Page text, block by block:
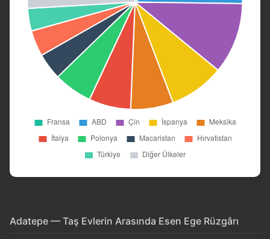
Adatepe — Taş Evlerin Arasında Esen Ege Rüzgârı